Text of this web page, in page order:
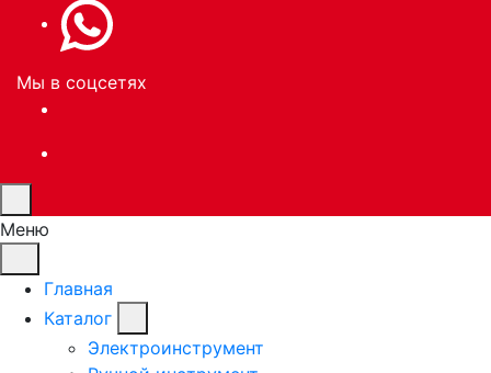
Мы в соцсетях
Меню
Главная
Каталог
Электроинструмент